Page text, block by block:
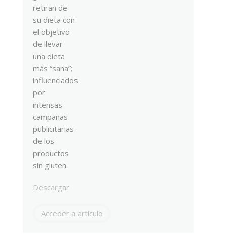
retiran de
su dieta con
el objetivo
de llevar
una dieta
más “sana”;
influenciados
por
intensas
campañas
publicitarias
de los
productos
sin gluten.
Descargar
Acceder a artículo